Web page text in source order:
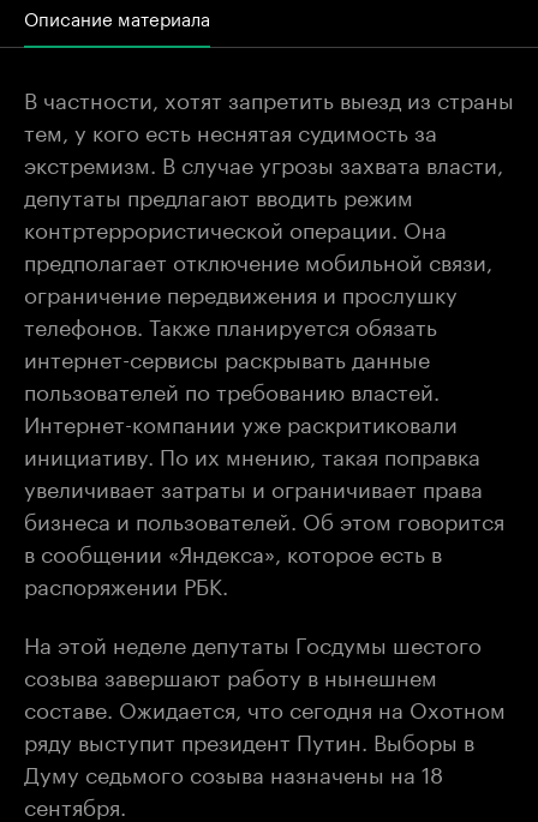
Описание материала
В частности, хотят запретить выезд из страны
тем, у кого есть неснятая судимость за
экстремизм. В случае угрозы захвата власти,
депутаты предлагают вводить режим
контртеррористической операции. Она
предполагает отключение мобильной связи,
ограничение передвижения и прослушку
телефонов. Также планируется обязать
интернет-сервисы раскрывать данные
пользователей по требованию властей.
Интернет-компании уже раскритиковали
инициативу. По их мнению, такая поправка
увеличивает затраты и ограничивает права
бизнеса и пользователей. Об этом говорится
в сообщении «Яндекса», которое есть в
распоряжении РБК.
На этой неделе депутаты Госдумы шестого
созыва завершают работу в нынешнем
составе. Ожидается, что сегодня на Охотном
ряду выступит президент Путин. Выборы в
Думу седьмого созыва назначены на 18
сентября.